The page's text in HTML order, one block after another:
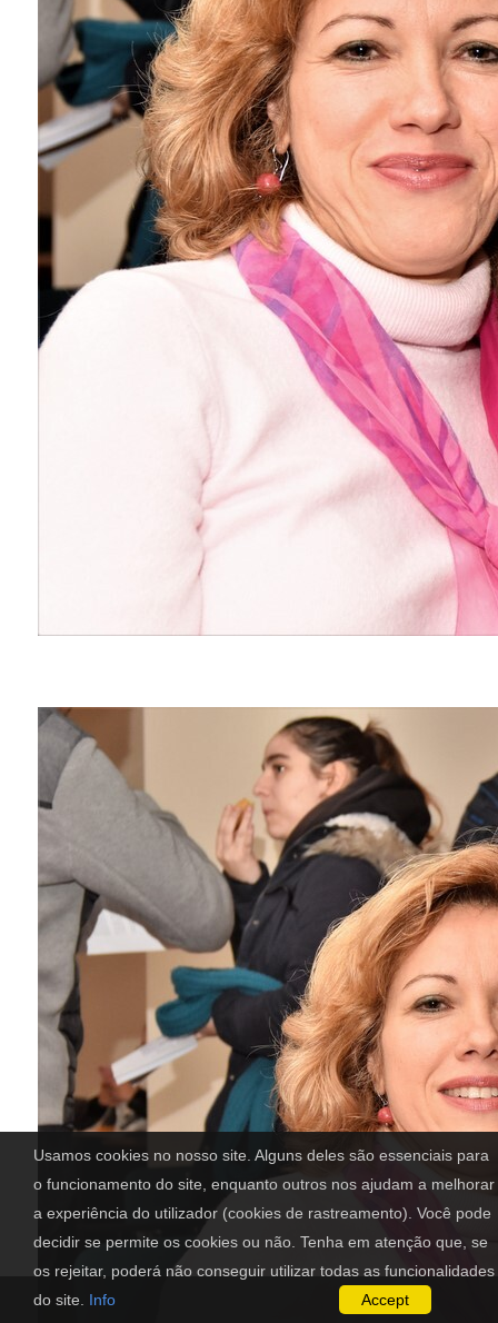
Usamos cookies no nosso site. Alguns deles são essenciais para
o funcionamento do site, enquanto outros nos ajudam a melhorar
a experiência do utilizador (cookies de rastreamento). Você pode
decidir se permite os cookies ou não. Tenha em atenção que, se
os rejeitar, poderá não conseguir utilizar todas as funcionalidades
do site. Info Accept